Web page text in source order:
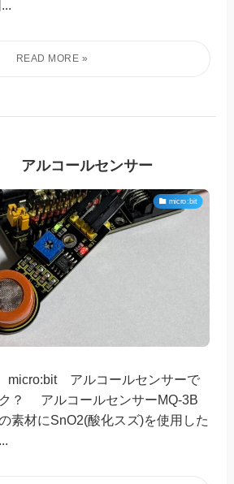
アルコールセンサー
micro:bit
アルコールセンサーで
？ アルコールセンサーMQ-3B
素材にSnO2(酸化スズ)を使用した